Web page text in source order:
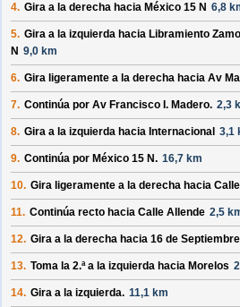
4. Gira a la derecha hacia México 15 N 6,8
5. Gira a la izquierda hacia Libramiento
N 9,0 km
6. Gira ligeramente a la derecha hacia Av
7. Continúa por Av Francisco I. Madero. 2,3
8. Gira a la izquierda hacia Internacional 3,1
9. Continúa por México 15 N. 16,7 km
10. Gira ligeramente a la derecha hacia
11. Continúa recto hacia Calle Allende 2,5
12. Gira a la derecha hacia 16 de Septiembre
13. Toma la 2.ª a la izquierda hacia Morelos
14. Gira a la izquierda. 11,1 km